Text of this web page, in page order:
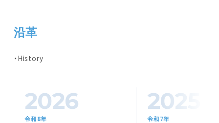
沿革
History
2026
令和8年
2025
令和7年